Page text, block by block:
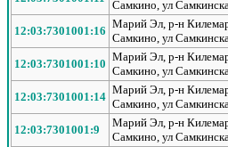
Самкино, ул
12:03:7301001:16
Марий Эл, р-н
Самкино, ул
12:03:7301001:10
Марий Эл, р-н
Самкино, ул
12:03:7301001:14
Марий Эл, р-н
Самкино, ул
12:03:7301001:9
Марий Эл, р-н
Самкино, ул